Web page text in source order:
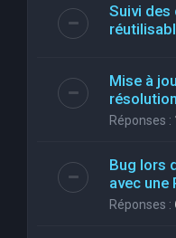
Suivi
Mise à
Réponses :
Bug lors
avec une
Réponses :